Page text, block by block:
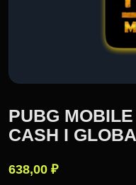
PUBG
CASH I
638,00 ₽